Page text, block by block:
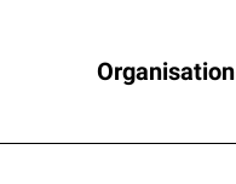
Organisation